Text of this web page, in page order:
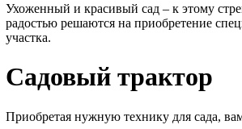
Ухоженный и красивый сад – к этому
радостью решаются на приобретение
участка.
Садовый трактор
Приобретая нужную технику для сада,